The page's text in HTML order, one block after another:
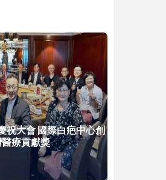
祝大會 國際白疤中心創
療貢獻獎